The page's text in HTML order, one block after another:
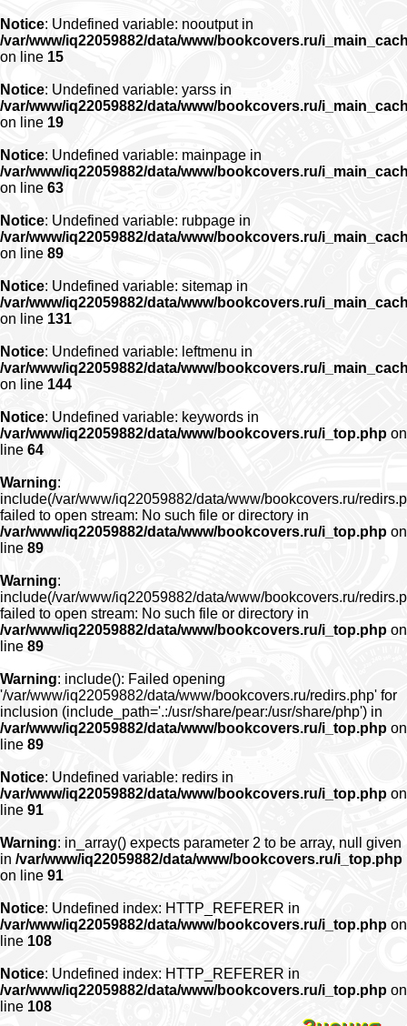
Notice: Undefined variable: nooutput in
/var/www/iq22059882/data/www/bookcovers.ru/
on line 15
Notice: Undefined variable: yarss in
/var/www/iq22059882/data/www/bookcovers.ru/
on line 19
Notice: Undefined variable: mainpage in
/var/www/iq22059882/data/www/bookcovers.ru/
on line 63
Notice: Undefined variable: rubpage in
/var/www/iq22059882/data/www/bookcovers.ru/
on line 89
Notice: Undefined variable: sitemap in
/var/www/iq22059882/data/www/bookcovers.ru/
on line 131
Notice: Undefined variable: leftmenu in
/var/www/iq22059882/data/www/bookcovers.ru/
on line 144
Notice: Undefined variable: keywords in
/var/www/iq22059882/data/www/bookcovers.ru/i_top.php on
line 64
Warning:
include(/var/www/iq22059882/data/www/bookcovers.ru/
failed to open stream: No such file or directory in
/var/www/iq22059882/data/www/bookcovers.ru/i_top.php on
line 89
Warning:
include(/var/www/iq22059882/data/www/bookcovers.ru/
failed to open stream: No such file or directory in
/var/www/iq22059882/data/www/bookcovers.ru/i_top.php on
line 89
Warning: include(): Failed opening
'/var/www/iq22059882/data/www/bookcovers.ru/redirs.php' for
inclusion (include_path='.:/usr/share/pear:/usr/share/php') in
/var/www/iq22059882/data/www/bookcovers.ru/i_top.php on
line 89
Notice: Undefined variable: redirs in
/var/www/iq22059882/data/www/bookcovers.ru/i_top.php on
line 91
Warning: in_array() expects parameter 2 to be array, null given
in /var/www/iq22059882/data/www/bookcovers.ru/i_top.php
on line 91
Notice: Undefined index: HTTP_REFERER in
/var/www/iq22059882/data/www/bookcovers.ru/i_top.php on
line 108
Notice: Undefined index: HTTP_REFERER in
/var/www/iq22059882/data/www/bookcovers.ru/i_top.php on
line 108